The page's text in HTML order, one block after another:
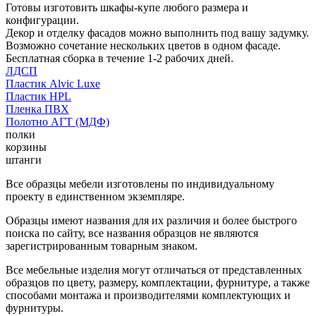
Готовы изготовить шкафы-купе любого размера и
конфигурации.
Декор и отделку фасадов можно выполнить под вашу задумку.
Возможно сочетание нескольких цветов в одном фасаде.
Бесплатная сборка в течение 1-2 рабочих дней.
ЛДСП
Пластик Alvic Luxe
Пластик HPL
Пленка ПВХ
Полотно АГТ (МДФ)
полки
корзины
штанги
Все образцы мебели изготовлены по индивидуальному
проекту в единственном экземпляре.
Образцы имеют названия для их различия и более быстрого
поиска по сайту, все названия образцов не являются
зарегистрированным товарным знаком.
Все мебельные изделия могут отличаться от представленных
образцов по цвету, размеру, комплектации, фурнитуре, а также
способами монтажа и производителями комплектующих и
фурнитуры.